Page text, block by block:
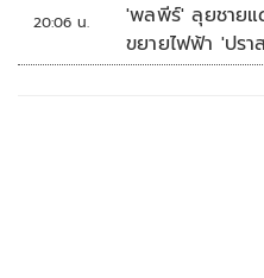
20:06 น.
'พลพีร์' ลุยชายแ
ขยายไฟฟ้า 'ปร